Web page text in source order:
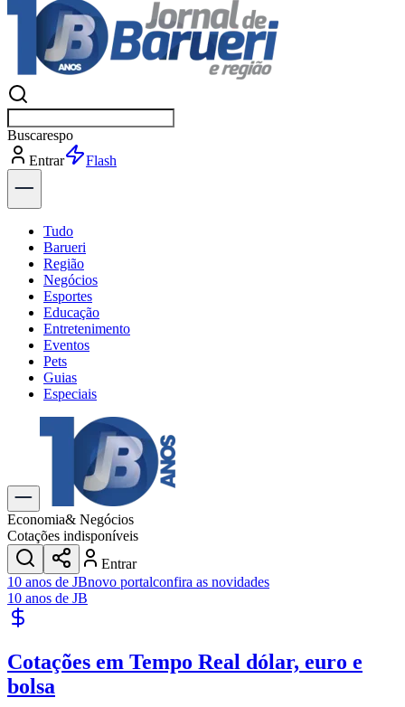
Buscarpolít
Entrar
Explorar
Tudo
Barueri
Região
Negócios
Esportes
Educação
Entretenimento
Eventos
Pets
Guias
Especiais
Explore Tudo
Últimas Notícias
Previsão do Tempo
Trânsito e Rotas
Dia a Dia & Lazer
Transportes
Gastronomia
Cinema & Shows
JogosNovo
Para Sua Empresa
Cadastrar Empresa
Divulgar VagasNovo
Publicidade Legal
Economia& Negócios
Cotações indisponíveis
Entrar
10 anos de JBnovo portalconfira as novidades
10 anos de JB
Cotações em Tempo Real dólar, euro e
bolsa